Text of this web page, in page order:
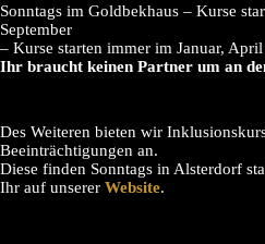
Sonntags im Goldbekhaus – Kurse
September
– Kurse starten immer im Januar,
Ihr braucht keinen Partner um an
Des Weiteren bieten wir
Beeinträchtigungen an.
Diese finden Sonntags in Alsterdorf
Ihr auf unserer Website.